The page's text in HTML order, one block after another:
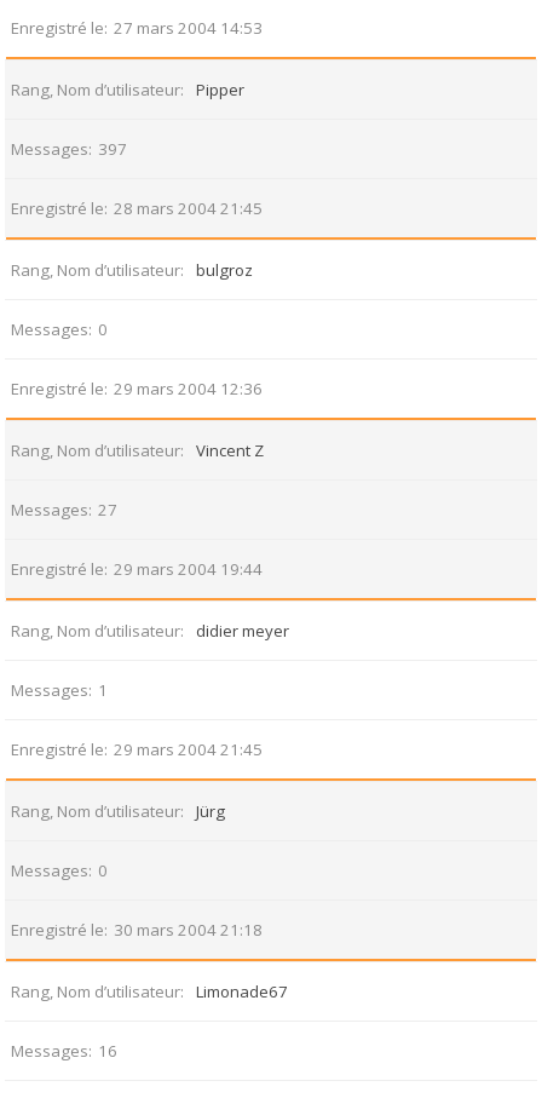
Enregistré le 27 mars 2004 14:53
Rang, Nom d’utilisateur Pipper
Messages 397
Enregistré le 28 mars 2004 21:45
Rang, Nom d’utilisateur bulgroz
Messages 0
Enregistré le 29 mars 2004 12:36
Rang, Nom d’utilisateur Vincent Z
Messages 27
Enregistré le 29 mars 2004 19:44
Rang, Nom d’utilisateur didier meyer
Messages 1
Enregistré le 29 mars 2004 21:45
Rang, Nom d’utilisateur Jürg
Messages 0
Enregistré le 30 mars 2004 21:18
Rang, Nom d’utilisateur Limonade67
Messages 16